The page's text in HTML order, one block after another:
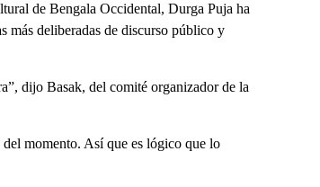
de Bengala Occidental, Durga Puja ha
más deliberadas de discurso público y
dijo Basak, del comité organizador de la
momento. Así que es lógico que lo